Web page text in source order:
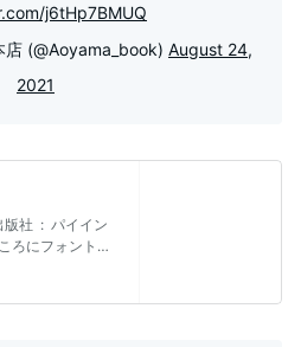
j6tHp7BMUQ
(@Aoyama_book) August 24,
2021
イン
ろにフォントあ